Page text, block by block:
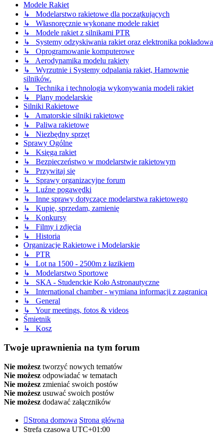
Modele Rakiet
↳ Modelarstwo rakietowe dla początkujących
↳ Własnoręcznie wykonane modele rakiet
↳ Modele rakiet z silnikami PTR
↳ Systemy odzyskiwania rakiet oraz elektronika pokładowa
↳ Oprogramowanie komputerowe
↳ Aerodynamika modelu rakiety
↳ Wyrzutnie i Systemy odpalania rakiet, Hamownie
silników.
↳ Technika i technologia wykonywania modeli rakiet
↳ Plany modelarskie
Silniki Rakietowe
↳ Amatorskie silniki rakietowe
↳ Paliwa rakietowe
↳ Niezbędny sprzęt
Sprawy Ogólne
↳ Księga rakiet
↳ Bezpieczeństwo w modelarstwie rakietowym
↳ Przywitaj się
↳ Sprawy organizacyjne forum
↳ Luźne pogawędki
↳ Inne sprawy dotyczące modelarstwa rakietowego
↳ Kupię, sprzedam, zamienię
↳ Konkursy
↳ Filmy i zdjęcia
↳ Historia
Organizacje Rakietowe i Modelarskie
↳ PTR
↳ Lot na 1500 - 2500m z łazikiem
↳ Modelarstwo Sportowe
↳ SKA - Studenckie Koło Astronautyczne
↳ International chamber - wymiana informacji z zagranicą
↳ General
↳ Your meetings, fotos & videos
Śmietnik
↳ Kosz
Twoje uprawnienia na tym forum
Nie możesz tworzyć nowych tematów
Nie możesz odpowiadać w tematach
Nie możesz zmieniać swoich postów
Nie możesz usuwać swoich postów
Nie możesz dodawać załączników
Strona domowa Strona główna
Strefa czasowa UTC+01:00